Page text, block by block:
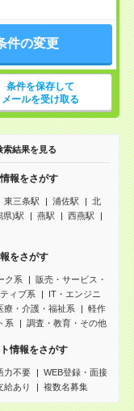
件の変更
条件を保存して
メールを受け取る
索結果を見る
報をさがす
東三条駅 浦佐駅
北
県)駅 燕駅
西燕駅
をさがす
ク系
販売・サービス・
ィブ系
IT・エンジニ
療・介護・福祉系
軽作
系
調査・教育・その他
情報をさがす
力不要
WEB登録・面接
給あり 複数名募集